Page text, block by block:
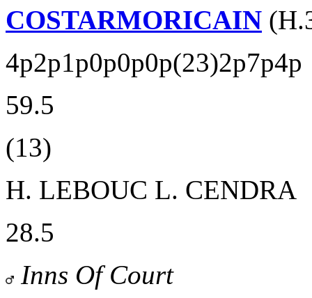
COSTARMORICAIN
4p2p1p0p0p0p(23)2p7p4p
59.5
(13)
H. LEBOUC L. CENDRA
28.5
Inns Of Court